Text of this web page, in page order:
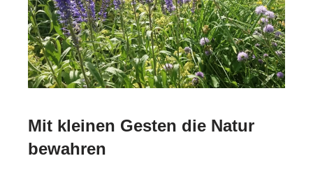
Mit kleinen Gesten die Natur
bewahren